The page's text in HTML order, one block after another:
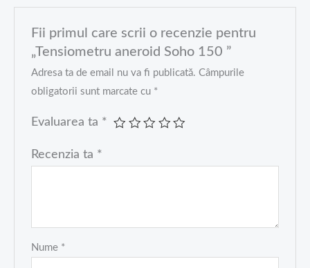
Fii primul care scrii o recenzie pentru
„Tensiometru aneroid Soho 150 ”
Adresa ta de email nu va fi publicată. Câmpurile
obligatorii sunt marcate cu *
Evaluarea ta *
Recenzia ta *
Nume *